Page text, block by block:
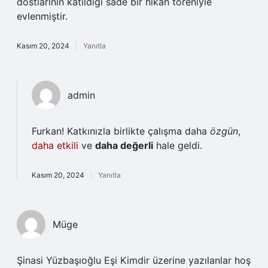
evlenmiştir.
Kasım 20, 2024 Yanıtla
admin
Furkan! Katkınızla birlikte çalışma daha özgün,
daha etkili ve daha değerli hale geldi.
Kasım 20, 2024 Yanıtla
Müge
Şinasi Yüzbaşıoğlu Eşi Kimdir üzerine yazılanlar hoş